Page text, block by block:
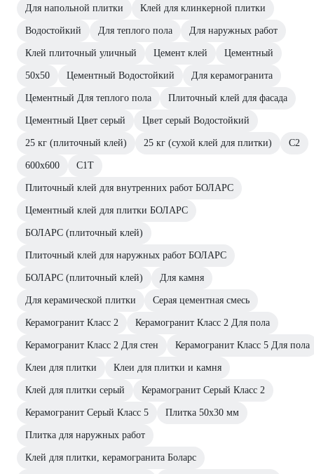
Для напольной плитки Клей для клинкерной плитки
Водостойкий Для теплого пола Для наружных работ
Клей плиточный уличный Цемент клей Цементный
50х50 Цементный Водостойкий Для керамогранита
Цементный Для теплого пола Плиточный клей для фасада
Цементный Цвет серый Цвет серый Водостойкий
25 кг (плиточный клей) 25 кг (сухой клей для плитки) С2
600х600 C1T
Плиточный клей для внутренних работ БОЛАРС
Цементный клей для плитки БОЛАРС
БОЛАРС (плиточный клей)
Плиточный клей для наружных работ БОЛАРС
БОЛАРС (плиточный клей) Для камня
Для керамической плитки Серая цементная смесь
Керамогранит Класс 2 Керамогранит Класс 2 Для пола
Керамогранит Класс 2 Для стен Керамогранит Класс 5 Для пола
Клеи для плитки Клеи для плитки и камня
Клей для плитки серый Керамогранит Серый Класс 2
Керамогранит Серый Класс 5 Плитка 50х30 мм
Плитка для наружных работ
Клей для плитки, керамогранита Боларс